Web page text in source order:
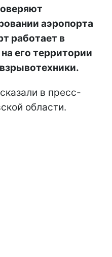
аэропорта
работает в
его территории
в пресс-
области.